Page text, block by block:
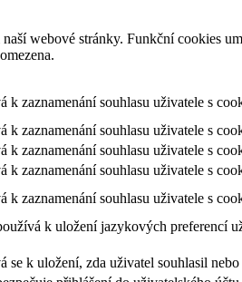
webové stránky. Funkční cookies
k zaznamenání souhlasu uživatele s
k zaznamenání souhlasu uživatele s
k zaznamenání souhlasu uživatele s
k zaznamenání souhlasu uživatele s
k zaznamenání souhlasu uživatele s
k uložení jazykových preferencí
se k uložení, zda uživatel souhlasil